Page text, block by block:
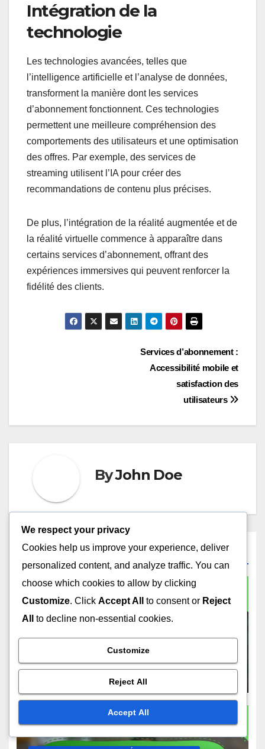
Intégration de la
technologie
Les technologies avancées, telles que
l’intelligence artificielle et l’analyse de données,
transforment la manière dont les services
d’abonnement fonctionnent. Ces technologies
permettent une meilleure compréhension des
comportements des utilisateurs et une optimisation
des offres. Par exemple, des services de
streaming utilisent l’IA pour créer des
recommandations de contenu plus précises.
De plus, l’intégration de la réalité augmentée et de
la réalité virtuelle commence à apparaître dans
certains services d’abonnement, offrant des
expériences immersives qui peuvent renforcer la
fidélité des clients.
Services d’abonnement :
Accessibilité mobile et
satisfaction des
utilisateurs
ByJohn Doe
Related Post
SERVICES D'ABONNEMENT : EXPÉRIENCE UTILISATEUR
Services d’abonnement :
Accessibilité mobile et
satisfaction des utilisateurs
We respect your privacy
Cookies help us improve your experience, deliver
personalized content, and analyze traffic. You can
choose which cookies to allow by clicking
Customize. Click Accept All to consent or Reject
All
to decline non-essential cookies.
Customize
Reject All
Accept All